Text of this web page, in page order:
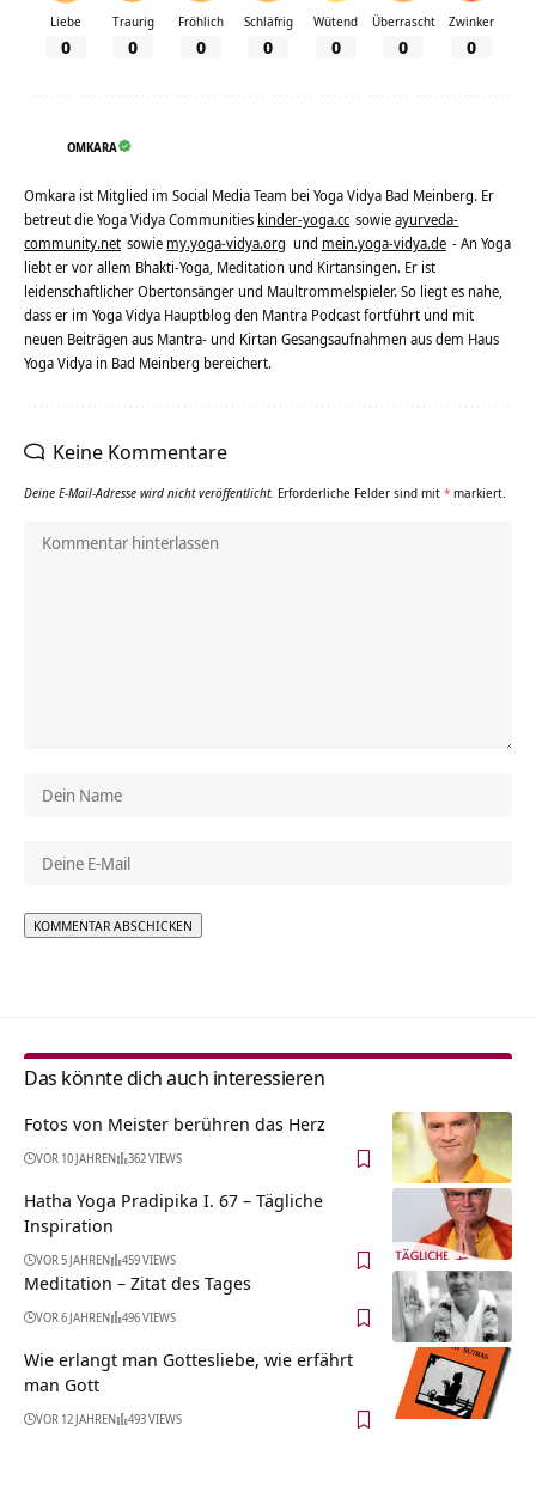
Liebe
0
Traurig
0
Fröhlich
0
Schläfrig
0
Wütend
0
Überrascht
0
Zwinker
0
OMKARA
Omkara ist Mitglied im Social Media Team bei Yoga Vidya Bad Meinberg. Er
betreut die Yoga Vidya Communities kinder-yoga.cc sowieayurveda-
community.net sowie my.yoga-vidya.org und mein.yoga-vidya.de - An Yoga
liebt er vor allem Bhakti-Yoga, Meditation und Kirtansingen. Er ist
leidenschaftlicher Obertonsänger und Maultrommelspieler. So liegt es nahe,
dass er im Yoga Vidya Hauptblog den Mantra Podcast fortführt und mit
neuen Beiträgen aus Mantra- und Kirtan Gesangsaufnahmen aus dem Haus
Yoga Vidya in Bad Meinberg bereichert.
Keine Kommentare
Deine E-Mail-Adresse wird nicht veröffentlicht. Erforderliche Felder sind mit * markiert.
Das könnte dich auch interessieren
Fotos von Meister berühren das Herz
VOR 10 JAHREN 362 VIEWS
Hatha Yoga Pradipika I. 67 – Tägliche
Inspiration
VOR 5 JAHREN 459 VIEWS
Meditation – Zitat des Tages
VOR 6 JAHREN 496 VIEWS
Wie erlangt man Gottesliebe, wie erfährt
man Gott
VOR 12 JAHREN 493 VIEWS